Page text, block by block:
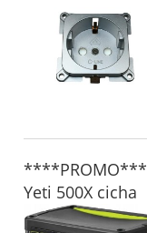
Yeti 500X cicha